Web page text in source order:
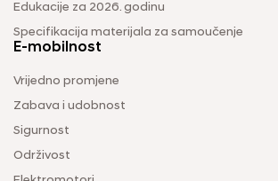
Edukacije za 2026. godinu
Specifikacija materijala za samoučenje
E-mobilnost
Vrijedno promjene
Zabava i udobnost
Sigurnost
Održivost